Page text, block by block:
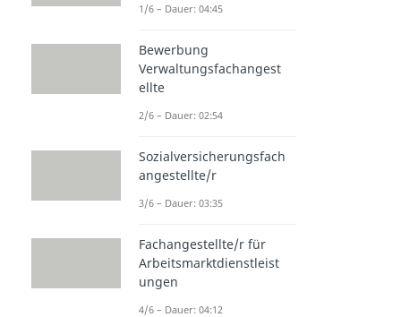
1/6 – Dauer: 04:45
Bewerbung
Verwaltungsfachangest
ellte
2/6 – Dauer: 02:54
Sozialversicherungsfach
angestellte/r
3/6 – Dauer: 03:35
Fachangestellte/r für
Arbeitsmarktdienstleist
ungen
4/6 – Dauer: 04:12